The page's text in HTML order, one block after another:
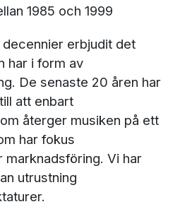
1985 och 1999
erbjudit det
har i form av
De senaste 20 åren har
att enbart
återger musiken på ett
har fokus
Vi har
utrustning